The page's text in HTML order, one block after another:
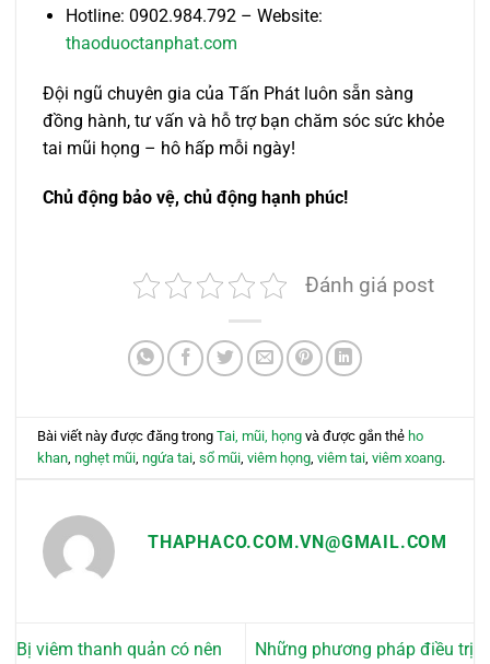
Hotline: 0902.984.792 – Website:
thaoduoctanphat.com
Đội ngũ chuyên gia của Tấn Phát luôn sẵn sàng
đồng hành, tư vấn và hỗ trợ bạn chăm sóc sức khỏe
tai mũi họng – hô hấp mỗi ngày!
Chủ động bảo vệ, chủ động hạnh phúc!
Đánh giá post
Bài viết này được đăng trongTai, mũi, họng và được gắn thẻ ho
khan ,nghẹt mũi ,ngứa tai ,sổ mũi ,viêm họng ,viêm tai ,viêm xoang.
THAPHACO.COM.VN@GMAIL.COM
Bị viêm thanh quản có nên
Những phương pháp điều trị